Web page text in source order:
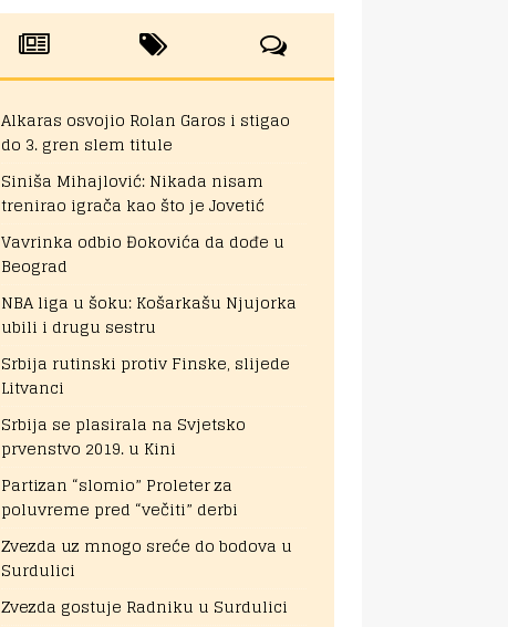
Alkaras osvojio Rolan Garos i stigao
do 3. gren slem titule
Siniša Mihajlović: Nikada nisam
trenirao igrača kao što je Jovetić
Vavrinka odbio Đokovića da dođe u
Beograd
NBA liga u šoku: Košarkašu Njujorka
ubili i drugu sestru
Srbija rutinski protiv Finske, slijede
Litvanci
Srbija se plasirala na Svjetsko
prvenstvo 2019. u Kini
Partizan “slomio” Proleter za
poluvreme pred “večiti” derbi
Zvezda uz mnogo sreće do bodova u
Surdulici
Zvezda gostuje Radniku u Surdulici